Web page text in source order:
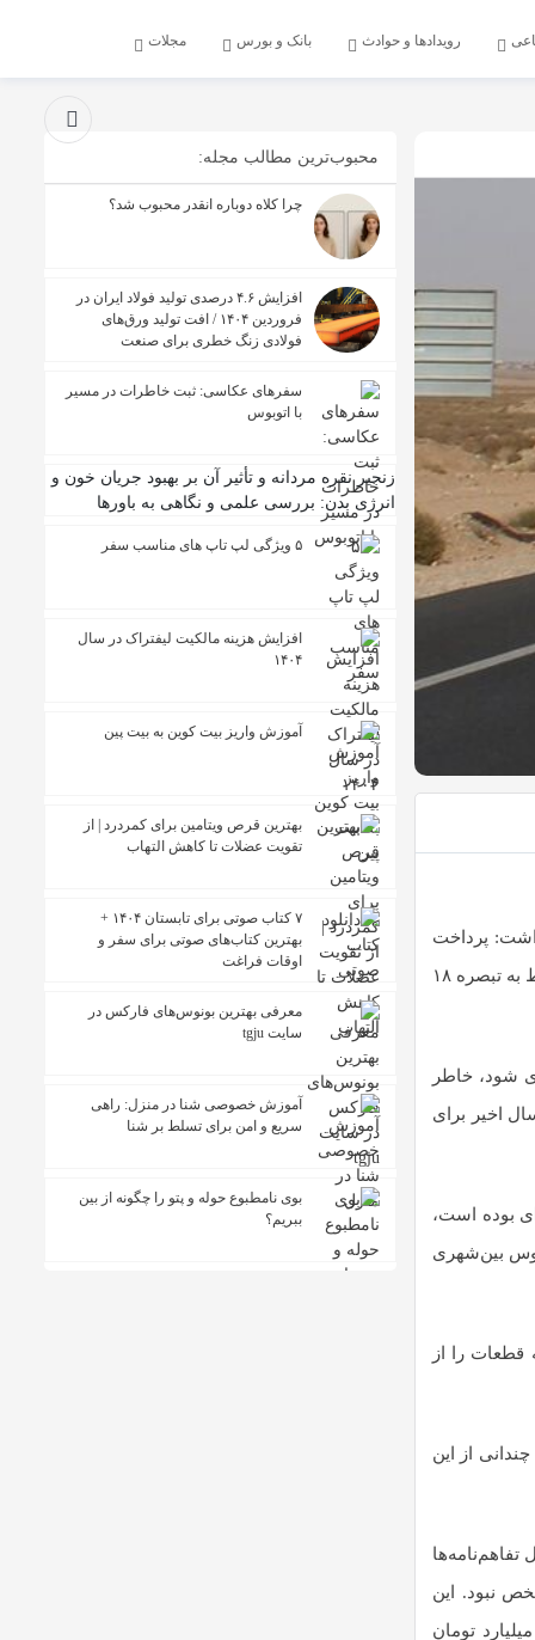
رویدادها و حوادث بانک و بورس مجلات
پرداخت
منابع مربوط به بند الف تبصره‌های قانون بودجه سال‌های ۱۴۰۱ و ۱۴۰۲ با یک سال تاخیر همراه بود و اکنون مشغول پرداخت تسهیلات مربوط به تبصره ۱۸
شود، خاطر
۲۰۰۰ دستگاه اتوبوس بین‌شهری کم دارد؛ بودجه‌ای از محل تبصره ۱۸ در دو سال اخیر برای
بوده است،
اتوبوس بین‌شهری
را از
تا استقبال چندانی از این
تفاهم‌نامه‌ها
نبود. این
شرکت داخلی نیز در نهایت ذیل تفاهم‌نامه وزارت راه و سازمان راهداری قرار گرفت و ۵۲ دستگاه اتوبوس معرفی کرد که معادل ۵۲۰ میلیارد تومان
محبوب‌ترین مطالب مجله:
چرا کلاه دوباره انقدر محبوب شد؟
افزایش ۴.۶ درصدی تولید فولاد ایران در
فروردین ۱۴۰۴ / افت تولید ورق‌های
فولادی زنگ خطری برای صنعت
سفرهای عکاسی: ثبت خاطرات در مسیر
با اتوبوس
زنجیر نقره مردانه و تأثیر آن بر بهبود جریان خون و
انرژی بدن: بررسی علمی و نگاهی به باورها
۵ ویژگی لپ تاپ های مناسب سفر
افزایش هزینه مالکیت لیفتراک در سال
۱۴۰۴
آموزش واریز بیت کوین به بیت پین
بهترین قرص ویتامین برای کمردرد | از
تقویت عضلات تا کاهش التهاب
۷ کتاب صوتی برای تابستان ۱۴۰۴ +
بهترین کتاب‌های صوتی برای سفر و
اوقات فراغت
معرفی بهترین بونوس‌های فارکس در
سایت tgju
آموزش خصوصی شنا در منزل: راهی
سریع و امن برای تسلط بر شنا
بوی نامطبوع حوله و پتو را چگونه از بین
ببریم؟